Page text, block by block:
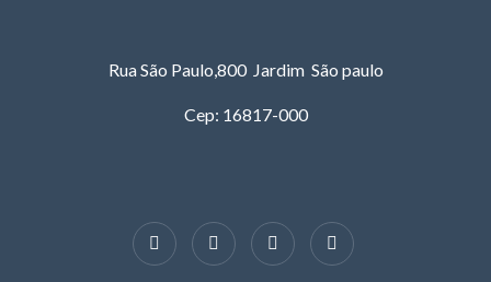
Rua São Paulo,800 Jardim São paulo
Cep: 16817-000